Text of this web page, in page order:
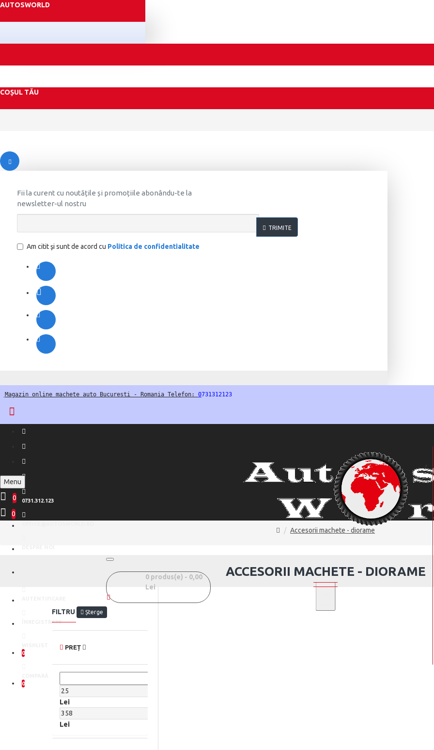
AUTOSWORLD
COȘUL TĂU
Fii la curent cu noutățile și promoțiile abonându-te la
newsletter-ul nostru
TRIMITE
Am citit şi sunt de acord cu Politica de confidentialitate
Magazin online machete auto Bucuresti - Romania Telefon: 0731312123
0731.312.123
LEI
ÎNREGISTRARE
0
0
0 produs(e) - 0,00
Lei
Menu
0
0
Accesorii machete - diorame
ACCESORII MACHETE - DIORAME
FILTRU Șterge
PREȚ
Lei
Lei